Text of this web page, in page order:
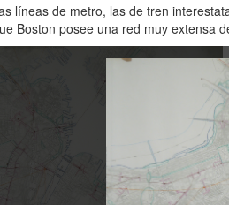
líneas de metro, las de tren
Boston posee una red muy extensa